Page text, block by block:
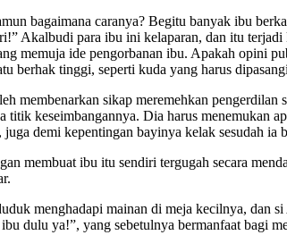
bagaimana caranya? Begitu banyak ibu
Akalbudi para ibu ini kelaparan, dan itu
memuja ide pengorbanan ibu. Apakah opini
berhak tinggi, seperti kuda yang harus dipasangi
membenarkan sikap meremehkan
titik keseimbangannya. Dia harus menemukan
juga demi kepentingan bayinya kelak sesudah
membuat ibu itu sendiri tergugah secara
menghadapi mainan di meja kecilnya,
dulu ya!”, yang sebetulnya bermanfaat bagi